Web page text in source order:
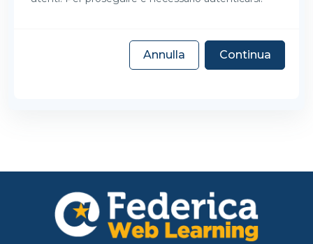
Annulla Continua